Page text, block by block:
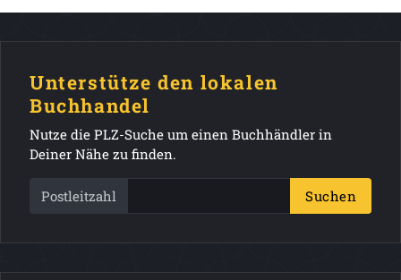
Unterstütze den lokalen
Buchhandel
Nutze die PLZ-Suche um einen Buchhändler in
Deiner Nähe zu finden.
Postleitzahl Suchen